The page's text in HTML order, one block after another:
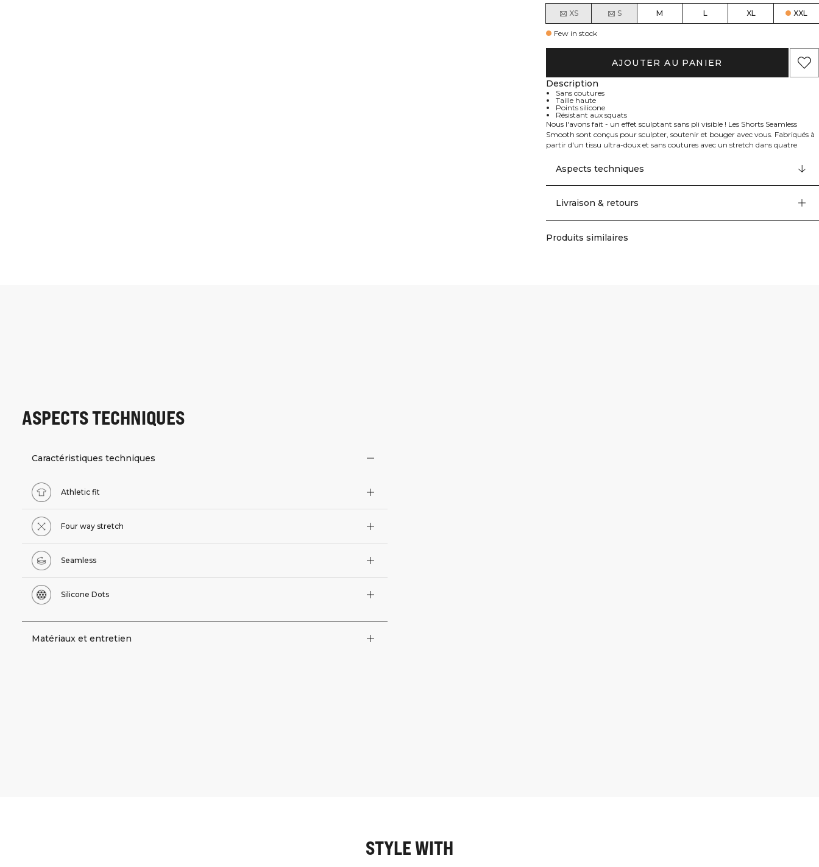
XS S M L XL XXL
Few in stock
AJOUTER AU PANIER
Description
Sans coutures
Taille haute
Points silicone
Résistant aux squats
Nous l'avons fait - un effet sculptant sans pli visible ! Les Shorts Seamless
Smooth sont conçus pour sculpter, soutenir et bouger avec vous. Fabriqués à
partir d'un tissu ultra-doux et sans coutures avec un stretch dans quatre
résistant aux squats. L'effet de pli invisible et la forme en V à l'arrière mettent
en valeur vos courbes naturelles. Design sans coutures, coupe taille haute, effet
de pli invisible et dos en forme de V, tissu super doux extensible dans quatre
Aspects techniques
Livraison & retours
Produits similaires
ASPECTS TECHNIQUES
Caractéristiques techniques
Athletic fit
Four way stretch
Seamless
Silicone Dots
Matériaux et entretien
STYLE WITH